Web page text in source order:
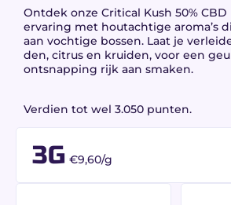
gebaseerd
opklant
waarderingen
Ontdek onze Critical Kush 50% CBD
ervaring met houtachtige aroma’s
aan vochtige bossen. Laat je
den, citrus en kruiden, voor een
ontsnapping rijk aan smaken.
Verdien tot wel 3.050 punten.
3G €9,60/g